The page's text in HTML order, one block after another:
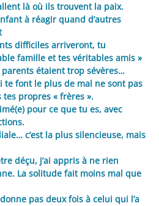
là où ils trouvent la paix.
à réagir quand d’autres
difficiles arriveront, tu
famille et tes véritables amis »
parents étaient trop sévères…
te font le plus de mal ne sont pas
propres « frères ».
pour ce que tu es, avec
c’est la plus silencieuse, mais
déçu, j’ai appris à ne rien
La solitude fait moins mal que
pas deux fois à celui qui l’a